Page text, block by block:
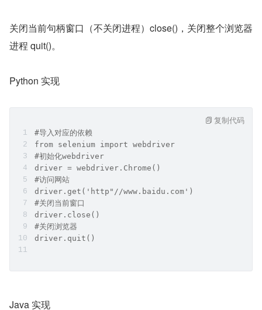
关闭当前句柄窗口（不关闭进程）close()，关闭整个浏览器
进程 quit()。
Python 实现
#导入对应的依赖
from selenium import webdriver
#初始化webdriver
driver = webdriver.Chrome()
#访问网站
driver.get('http"//www.baidu.com')
#关闭当前窗口
driver.close()
#关闭浏览器
driver.quit()
复制代码
Java 实现